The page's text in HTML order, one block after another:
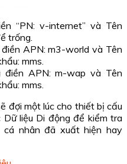
“PN: v-internet” và Tên
trống.
APN: m3-world và Tên
mms.
APN: m-wap và Tên
mms.
đợi một lúc cho thiết bị cấu
liệu Di động để kiểm tra
nhân đã xuất hiện hay